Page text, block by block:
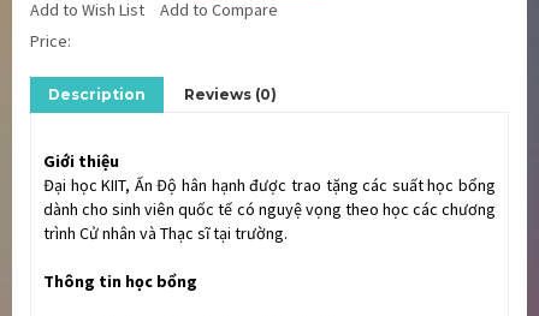
Add to Wish List
Add to Compare
Price:
Description Reviews (0)
Giới thiệu
Đại học KIIT, Ấn Độ hân hạnh được trao tặng các suất học bổng
dành cho sinh viên quốc tế có nguyệ vọng theo học các chương
trình Cử nhân và Thạc sĩ tại trường.
Thông tin học bổng